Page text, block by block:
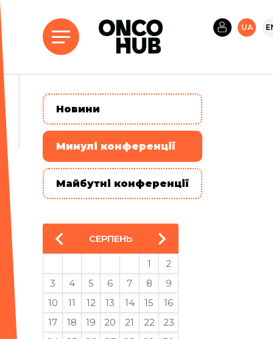
UA
Новини
Минулі конференції
Майбутні конференції
СЕРПЕНЬ
1
2
3
4 5 6 7 8
9
10
11 12 13 14 15
16
17
18 19 20 21 22
23